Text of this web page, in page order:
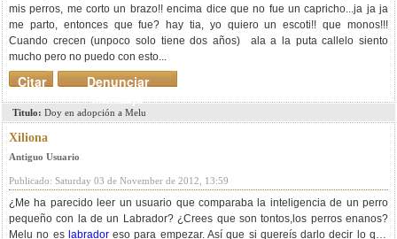
mis perros, me corto un brazo!! encima dice que no fue un capricho...ja ja ja
me parto, entonces que fue? hay tia, yo quiero un escoti!! que monos!!!
Cuando crecen (unpoco solo tiene dos años) ala a la puta callelo siento
mucho pero no puedo con esto...
Denunciar
mensaje
Citar
Titulo: Doy en adopción a Melu
Xiliona
Antiguo Usuario
Publicado: Saturday 03 de November de 2012, 13:59
¿Me ha parecido leer un usuario que comparaba la inteligencia de un perro
pequeño con la de un Labrador? ¿Crees que son tontos,los perros enanos?
Melu no es labradoreso para empezar. Así que si quereís darlo decir lo que